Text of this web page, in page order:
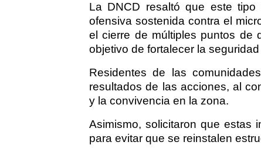
La DNCD resaltó que este
ofensiva sostenida contra el
el cierre de múltiples puntos de
objetivo de fortalecer la
Residentes de las
resultados de las acciones, al
y la convivencia en la zona.
Asimismo, solicitaron que estas
para evitar que se reinstalen